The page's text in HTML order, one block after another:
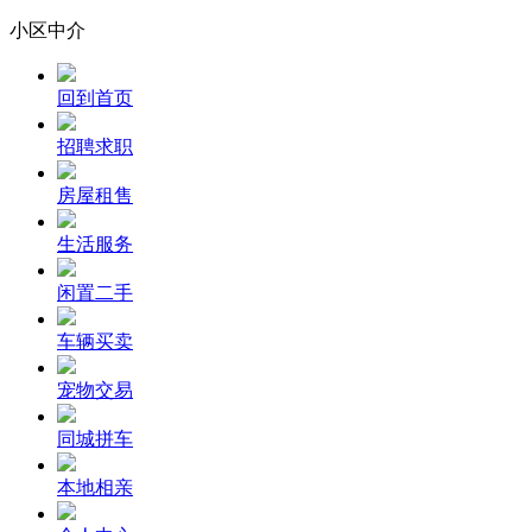
小区中介
回到首页
招聘求职
房屋租售
生活服务
闲置二手
车辆买卖
宠物交易
同城拼车
本地相亲